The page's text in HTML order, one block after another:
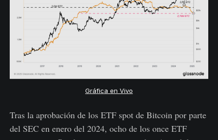
Gráfica en Vivo
Tras la aprobación de los ETF spot de Bitcoin por parte
del SEC en enero del 2024, ocho de los once ETF